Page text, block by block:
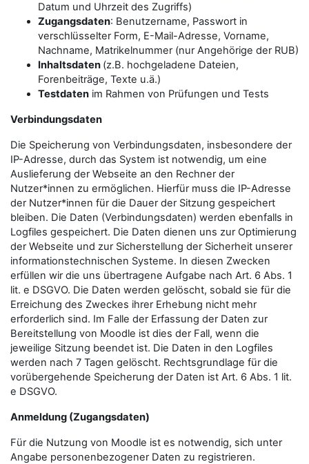
Datum und Uhrzeit des Zugriffs)
Zugangsdaten: Benutzername, Passwort in
verschlüsselter Form, E-Mail-Adresse, Vorname,
Nachname, Matrikelnummer (nur Angehörige der RUB)
Inhaltsdaten (z.B. hochgeladene Dateien,
Forenbeiträge, Texte u.ä.)
Testdaten im Rahmen von Prüfungen und Tests
Verbindungsdaten
Die Speicherung von Verbindungsdaten, insbesondere der
IP-Adresse, durch das System ist notwendig, um eine
Auslieferung der Webseite an den Rechner der
Nutzer*innen zu ermöglichen. Hierfür muss die IP-Adresse
der Nutzer*innen für die Dauer der Sitzung gespeichert
bleiben. Die Daten (Verbindungsdaten) werden ebenfalls in
Logfiles gespeichert. Die Daten dienen uns zur Optimierung
der Webseite und zur Sicherstellung der Sicherheit unserer
informationstechnischen Systeme. In diesen Zwecken
erfüllen wir die uns übertragene Aufgabe nach Art. 6 Abs. 1
lit. e DSGVO. Die Daten werden gelöscht, sobald sie für die
Erreichung des Zweckes ihrer Erhebung nicht mehr
erforderlich sind. Im Falle der Erfassung der Daten zur
Bereitstellung von Moodle ist dies der Fall, wenn die
jeweilige Sitzung beendet ist. Die Daten in den Logfiles
werden nach 7 Tagen gelöscht. Rechtsgrundlage für die
vorübergehende Speicherung der Daten ist Art. 6 Abs. 1 lit.
e DSGVO.
Anmeldung (Zugangsdaten)
Für die Nutzung von Moodle ist es notwendig, sich unter
Angabe personenbezogener Daten zu registrieren.